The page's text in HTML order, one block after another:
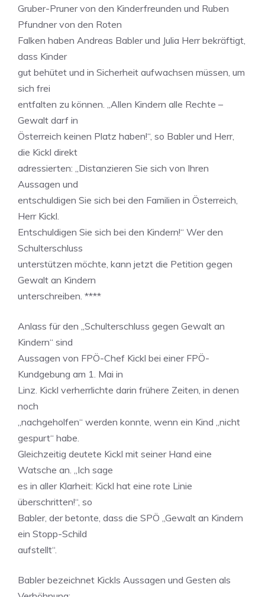
Gruber-Pruner von den Kinderfreunden und Ruben
Pfundner von den Roten
Falken haben Andreas Babler und Julia Herr bekräftigt,
dass Kinder
gut behütet und in Sicherheit aufwachsen müssen, um
sich frei
entfalten zu können. „Allen Kindern alle Rechte –
Gewalt darf in
Österreich keinen Platz haben!“, so Babler und Herr,
die Kickl direkt
adressierten: „Distanzieren Sie sich von Ihren
Aussagen und
entschuldigen Sie sich bei den Familien in Österreich,
Herr Kickl.
Entschuldigen Sie sich bei den Kindern!“ Wer den
Schulterschluss
unterstützen möchte, kann jetzt die Petition gegen
Gewalt an Kindern
unterschreiben. ****
Anlass für den „Schulterschluss gegen Gewalt an
Kindern“ sind
Aussagen von FPÖ-Chef Kickl bei einer FPÖ-
Kundgebung am 1. Mai in
Linz. Kickl verherrlichte darin frühere Zeiten, in denen
noch
„nachgeholfen“ werden konnte, wenn ein Kind „nicht
gespurt“ habe.
Gleichzeitig deutete Kickl mit seiner Hand eine
Watsche an. „Ich sage
es in aller Klarheit: Kickl hat eine rote Linie
überschritten!“, so
Babler, der betonte, dass die SPÖ „Gewalt an Kindern
ein Stopp-Schild
aufstellt“.
Babler bezeichnet Kickls Aussagen und Gesten als